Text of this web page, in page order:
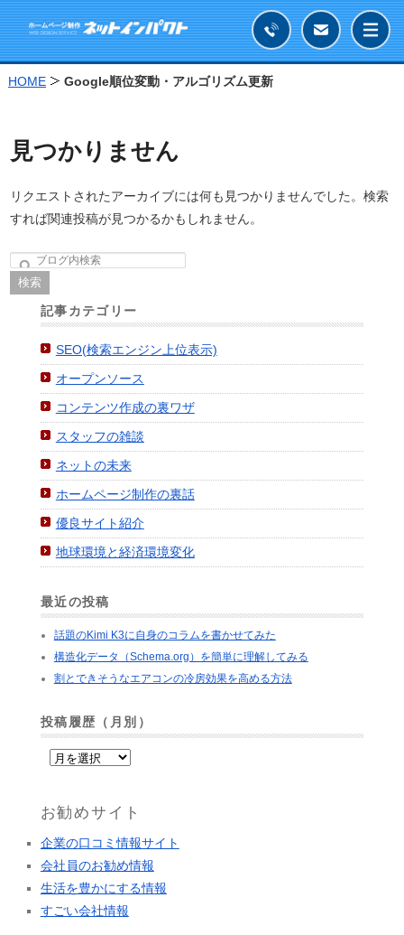
HOME Google順位変動・アルゴリズム更新
見つかりません
リクエストされたアーカイブには何も見つかりませんでした。検索
すれば関連投稿が見つかるかもしれません。
検索
記事カテゴリー
SEO(検索エンジン上位表示)
オープンソース
コンテンツ作成の裏ワザ
スタッフの雑談
ネットの未来
ホームページ制作の裏話
優良サイト紹介
地球環境と経済環境変化
最近の投稿
話題のKimi K3に自身のコラムを書かせてみた
構造化データ（Schema.org）を簡単に理解してみる
割とできそうなエアコンの冷房効果を高める方法
投稿履歴（月別）
お勧めサイト
企業の口コミ情報サイト
会社員のお勧め情報
生活を豊かにする情報
すごい会社情報